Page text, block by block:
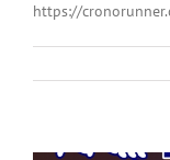
https://